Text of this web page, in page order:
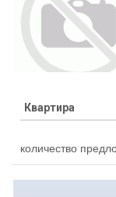
Квартира
количество